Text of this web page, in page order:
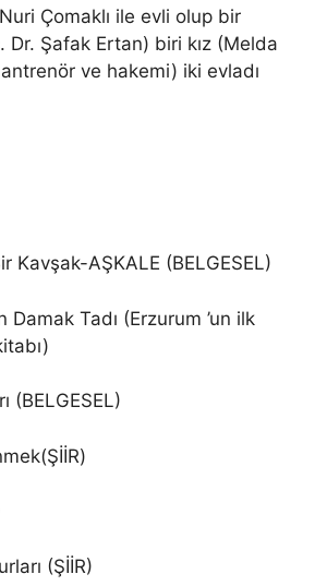
Çomaklı ile evli olup bir
Dr. Şafak Ertan) biri kız (Melda
ve hakemi) iki evladı
Kavşak-AŞKALE (BELGESEL)
Damak Tadı (Erzurum ’un ilk
(BELGESEL)
(ŞİİR)